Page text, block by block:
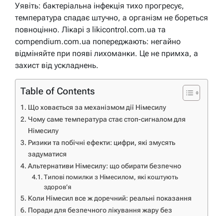
Уявіть: бактеріальна інфекція тихо прогресує,
температура спадає штучно, а організм не бореться
повноцінно. Лікарі з likicontrol.com.ua та
compendium.com.ua попереджають: негайно
відміняйте при появі лихоманки. Це не примха, а
захист від ускладнень.
Table of Contents
Що ховається за механізмом дії Німесилу
Чому саме температура стає стоп-сигналом для
Німесилу
Ризики та побічні ефекти: цифри, які змусять
задуматися
Альтернативи Німесилу: що обирати безпечно
Типові помилки з Німесилом, які коштують
здоров’я
Коли Німесил все ж доречний: реальні показання
Поради для безпечного лікування жару без